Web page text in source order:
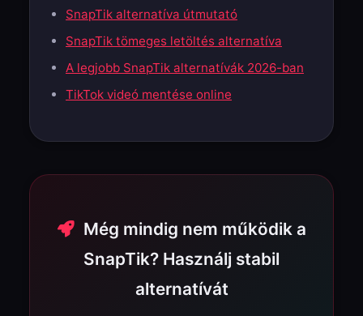
SnapTik alternatíva útmutató
SnapTik tömeges letöltés alternatíva
A legjobb SnapTik alternatívák 2026-ban
TikTok videó mentése online
Még mindig nem működik a
SnapTik? Használj stabil
alternatívát